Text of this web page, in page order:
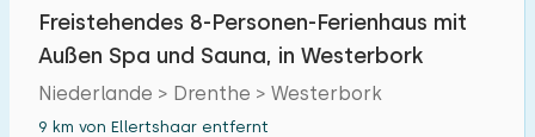
Freistehendes 8-Personen-Ferienhaus mit
Außen Spa und Sauna, in Westerbork
Niederlande > Drenthe > Westerbork
9 km von Ellertshaar entfernt